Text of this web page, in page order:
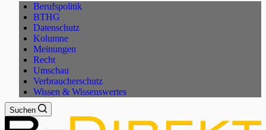
Berufspolitik
BTHG
Datenschutz
Kolumne
Meinungen
Recht
Umschau
Verbraucherschutz
Wissen & Wissenswertes
Suchen